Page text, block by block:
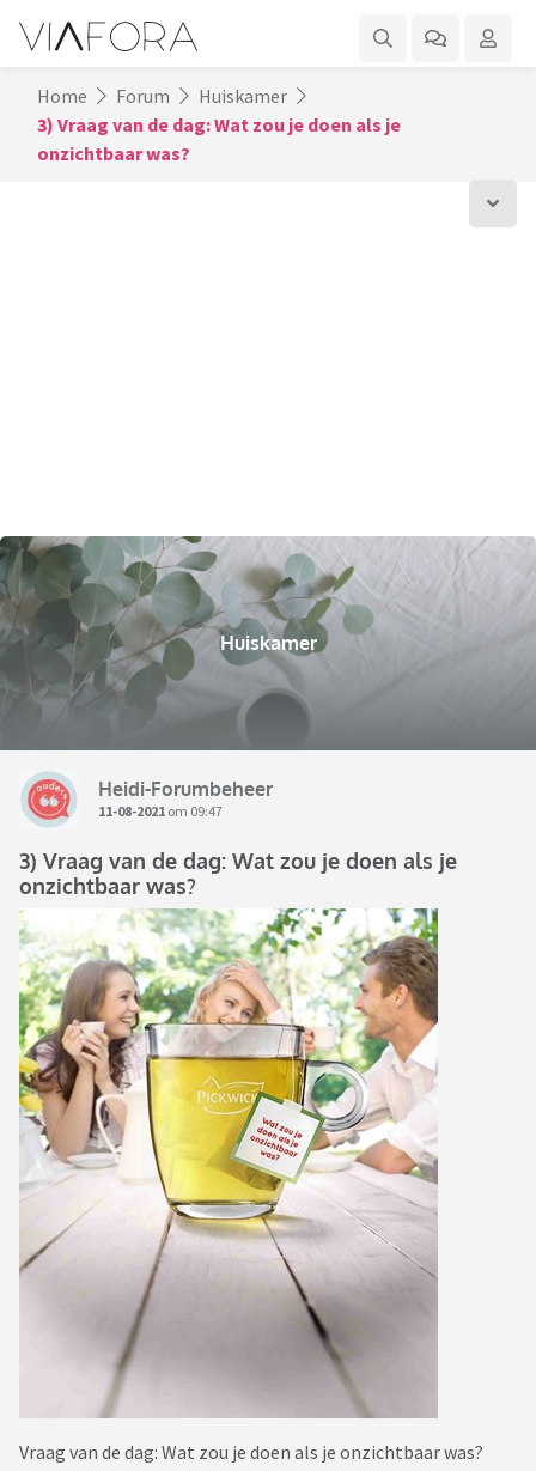
Home Forum
Huiskamer
3) Vraag van de dag: Wat zou je doen als je
onzichtbaar was?
Huiskamer
Heidi-Forumbeheer
11-08-2021 om 09:47
3) Vraag van de dag: Wat zou je doen als je
onzichtbaar was?
Vraag van de dag: Wat zou je doen als je onzichtbaar was?